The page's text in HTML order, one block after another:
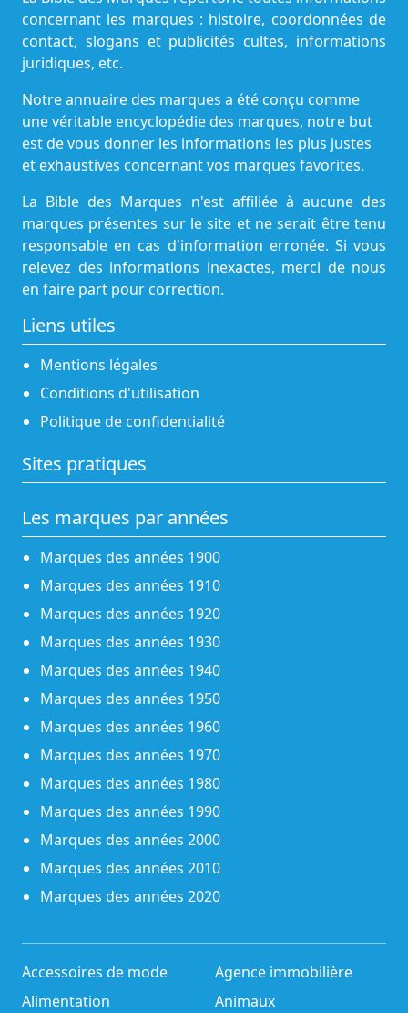
concernant les marques : histoire, coordonnées de
contact, slogans et publicités cultes, informations
juridiques, etc.
Notre annuaire des marques a été conçu comme
une véritable encyclopédie des marques, notre but
est de vous donner les informations les plus justes
et exhaustives concernant vos marques favorites.
La Bible des Marques n'est affiliée à aucune des
marques présentes sur le site et ne serait être tenu
responsable en cas d'information erronée. Si vous
relevez des informations inexactes, merci de nous
en faire part pour correction.
Liens utiles
Mentions légales
Conditions d'utilisation
Politique de confidentialité
Sites pratiques
Les marques par années
Marques des années 1900
Marques des années 1910
Marques des années 1920
Marques des années 1930
Marques des années 1940
Marques des années 1950
Marques des années 1960
Marques des années 1970
Marques des années 1980
Marques des années 1990
Marques des années 2000
Marques des années 2010
Marques des années 2020
Accessoires de mode
Agence immobilière
Alimentation
Animaux